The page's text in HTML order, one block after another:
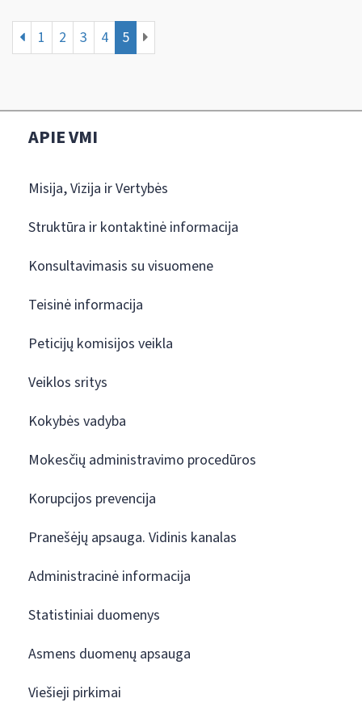
1 2 3 4 5
APIE VMI
Misija, Vizija ir Vertybės
Struktūra ir kontaktinė informacija
Konsultavimasis su visuomene
Teisinė informacija
Peticijų komisijos veikla
Veiklos sritys
Kokybės vadyba
Mokesčių administravimo procedūros
Korupcijos prevencija
Pranešėjų apsauga. Vidinis kanalas
Administracinė informacija
Statistiniai duomenys
Asmens duomenų apsauga
Viešieji pirkimai